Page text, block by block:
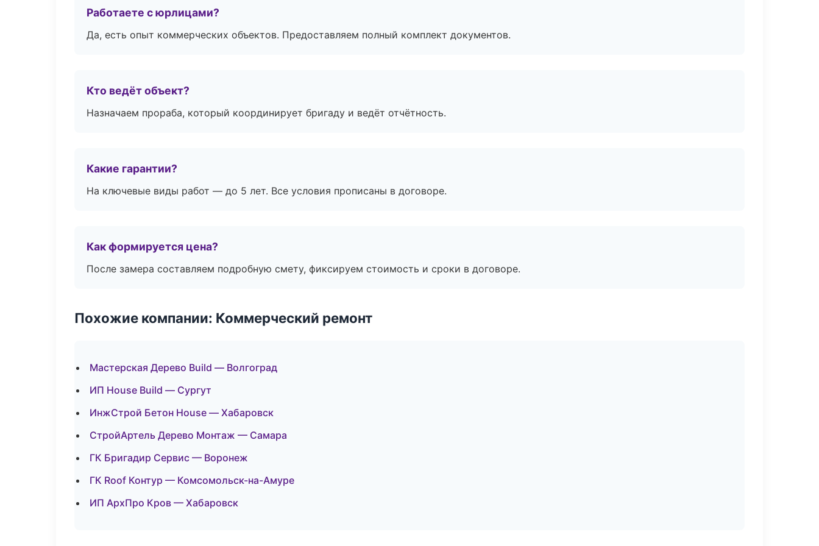
Работаете с юрлицами?
Да, есть опыт коммерческих объектов. Предоставляем полный комплект документов.
Кто ведёт объект?
Назначаем прораба, который координирует бригаду и ведёт отчётность.
Какие гарантии?
На ключевые виды работ — до 5 лет. Все условия прописаны в договоре.
Как формируется цена?
После замера составляем подробную смету, фиксируем стоимость и сроки в договоре.
Похожие компании: Коммерческий ремонт
Мастерская Дерево Build — Волгоград
ИП House Build — Сургут
ИнжСтрой Бетон House — Хабаровск
СтройАртель Дерево Монтаж — Самара
ГК Бригадир Сервис — Воронеж
ГК Roof Контур — Комсомольск-на-Амуре
ИП АрхПро Кров — Хабаровск